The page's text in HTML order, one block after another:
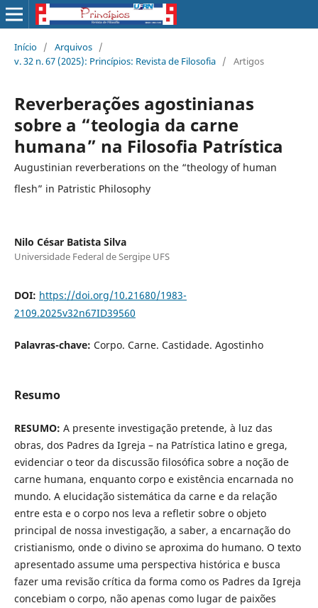
Início / Arquivos /
v. 32 n. 67 (2025): Princípios: Revista de Filosofia / Artigos
Reverberações agostinianas
sobre a “teologia da carne
humana” na Filosofia Patrística
Augustinian reverberations on the “theology of human
flesh” in Patristic Philosophy
Nilo César Batista Silva
Universidade Federal de Sergipe UFS
DOI: https://doi.org/10.21680/1983-
2109.2025v32n67ID39560
Palavras-chave: Corpo. Carne. Castidade. Agostinho
Resumo
RESUMO: A presente investigação pretende, à luz das
obras, dos Padres da Igreja – na Patrística latino e grega,
evidenciar o teor da discussão filosófica sobre a noção de
carne humana, enquanto corpo e existência encarnada no
mundo. A elucidação sistemática da carne e da relação
entre esta e o corpo nos leva a refletir sobre o objeto
principal de nossa investigação, a saber, a encarnação do
cristianismo, onde o divino se aproxima do humano. O texto
apresentado assume uma perspectiva histórica e busca
fazer uma revisão crítica da forma como os Padres da Igreja
concebiam o corpo, não apenas como lugar de paixões